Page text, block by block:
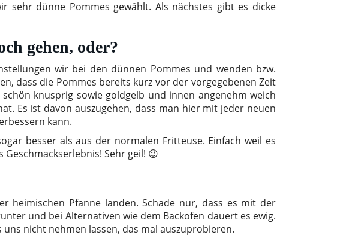
sehr dünne Pommes gewählt. Als nächstes gibt es dicke
gehen, oder?
wir bei den dünnen Pommes und wenden bzw.
dass die Pommes bereits kurz vor der vorgegebenen Zeit
knusprig sowie goldgelb und innen angenehm weich
Es ist davon auszugehen, dass man hier mit jeder neuen
kann.
besser als aus der normalen Fritteuse. Einfach weil es
Sehr geil! 😉
heimischen Pfanne landen. Schade nur, dass es mit der
und bei Alternativen wie dem Backofen dauert es ewig.
nicht nehmen lassen, das mal auszuprobieren.